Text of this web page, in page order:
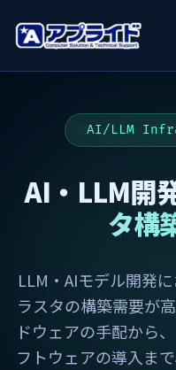
AI/LLM
AI・LLM開
タ構
LLM・AIモデル開発
ラスタの構築需要が
ドウェアの手配から
フトウェアの導入ま